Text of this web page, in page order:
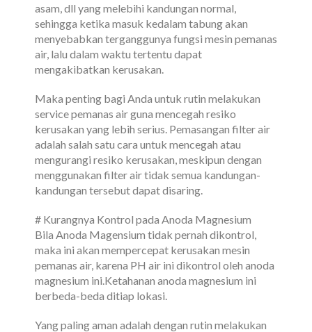
asam, dll yang melebihi kandungan normal,
sehingga ketika masuk kedalam tabung akan
menyebabkan terganggunya fungsi mesin pemanas
air, lalu dalam waktu tertentu dapat
mengakibatkan kerusakan.
Maka penting bagi Anda untuk rutin melakukan
service pemanas air guna mencegah resiko
kerusakan yang lebih serius. Pemasangan filter air
adalah salah satu cara untuk mencegah atau
mengurangi resiko kerusakan, meskipun dengan
menggunakan filter air tidak semua kandungan-
kandungan tersebut dapat disaring.
# Kurangnya Kontrol pada Anoda Magnesium
Bila Anoda Magensium tidak pernah dikontrol,
maka ini akan mempercepat kerusakan mesin
pemanas air, karena PH air ini dikontrol oleh anoda
magnesium ini.Ketahanan anoda magnesium ini
berbeda-beda ditiap lokasi.
Yang paling aman adalah dengan rutin melakukan